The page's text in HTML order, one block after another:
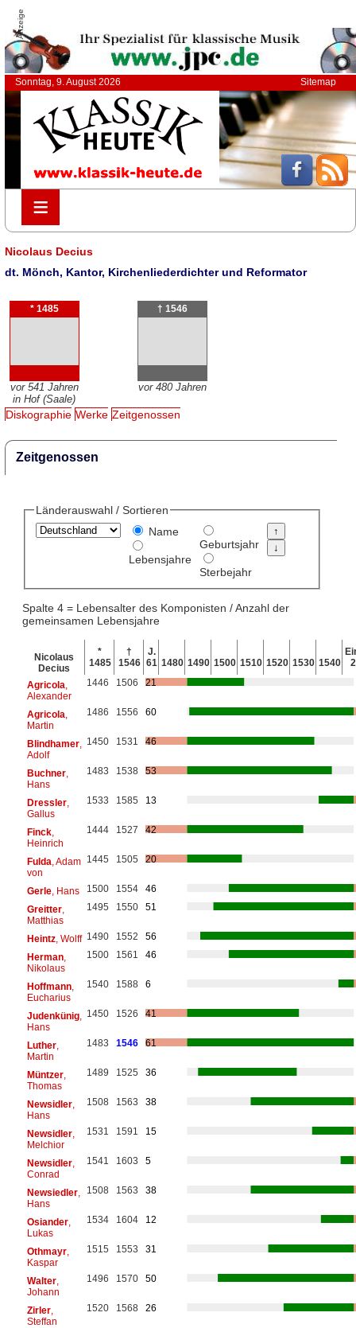
Anzeige
Sonntag, 9. August 2026 Sitemap
≡
≡
Nicolaus Decius
dt. Mönch, Kantor, Kirchenliederdichter und Reformator
* 1485
vor 541 Jahren
in Hof (Saale)
† 1546
vor 480 Jahren
Diskographie Werke Zeitgenossen
Zeitgenossen
Länderauswahl / Sortieren
Name
Lebensjahre
Geburtsjahr
Sterbejahr
Spalte 4 = Lebensalter des Komponisten / Anzahl der
gemeinsamen Lebensjahre
Nicolaus
Decius
*
1485
†
1546
J.
61 1480 1490 1500 1510 1520 1530 1540
Agricola
Alexander
1446 1506 21
Agricola
Martin
1486 1556 60
Blindhamer,
Adolf
1450 1531 46
Buchner,
Hans
1483 1538 53
Dressler,
Gallus
1533 1585 13
Finck,
Heinrich
1444 1527 42
Fulda , Adam
von
1445 1505 20
Gerle, Hans 1500 1554
46
Greitter,
Matthias
1495 1550 51
Heintz, Wolff 1490 1552
56
Herman,
Nikolaus
1500 1561 46
Hoffmann,
Eucharius
1540 1588 6
Judenkünig,
Hans
1450 1526 41
Luther,
Martin
1483 1546 61
Müntzer,
Thomas
1489 1525 36
Newsidler,
Hans
1508 1563 38
Newsidler,
Melchior
1531 1591 15
Newsidler,
Conrad
1541 1603 5
Newsiedler,
Hans
1508 1563 38
Osiander,
Lukas
1534 1604 12
Othmayr,
Kaspar
1515 1553 31
Walter,
Johann
1496 1570 50
Zirler,
Steffan
1520 1568 26